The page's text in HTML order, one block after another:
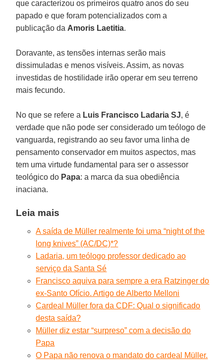
que caracterizou os primeiros quatro anos do seu
papado e que foram potencializados com a
publicação da Amoris Laetitia.
Doravante, as tensões internas serão mais
dissimuladas e menos visíveis. Assim, as novas
investidas de hostilidade irão operar em seu terreno
mais fecundo.
No que se refere a Luis Francisco Ladaria SJ, é
verdade que não pode ser considerado um teólogo de
vanguarda, registrando ao seu favor uma linha de
pensamento conservador em muitos aspectos, mas
tem uma virtude fundamental para ser o assessor
teológico do Papa: a marca da sua obediência
inaciana.
Leia mais
A saída de Müller realmente foi uma “night of the
long knives” (AC/DC)*?
Ladaria, um teólogo professor dedicado ao
serviço da Santa Sé
Francisco aquiva para sempre a era Ratzinger do
ex-Santo Ofício. Artigo de Alberto Melloni
Cardeal Müller fora da CDF: Qual o significado
desta saída?
Müller diz estar “surpreso” com a decisão do
Papa
O Papa não renova o mandato do cardeal Müller.